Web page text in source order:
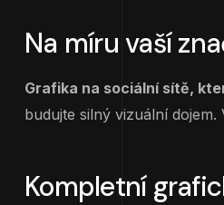
Na míru vaší
Grafika na sociální sítě,
budujte silný vizuální
Kompletní